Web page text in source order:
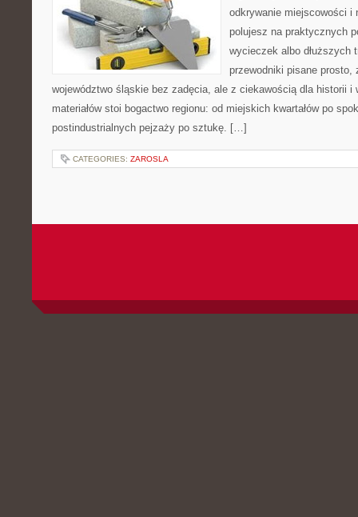
odkrywanie miejscowości i
polujesz na praktycznych
wycieczek albo dłuższych
przewodniki pisane prosto,
województwo śląskie bez zadęcia, ale z ciekawością dla historii i
materiałów stoi bogactwo regionu: od miejskich kwartałów po
postindustrialnych pejzaży po sztukę. […]
CATEGORIES: ZAROSLA